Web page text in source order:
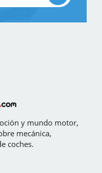
y mundo motor,
mecánica,
coches.